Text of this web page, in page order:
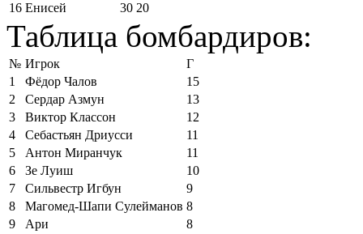
16 Енисей 30 20
Таблица бомбардиров:
№ Игрок
Г
1
Фёдор Чалов
15
2
Сердар Азмун
13
3
Виктор Классон
12
4
Себастьян Дриусси
11
5
Антон Миранчук
11
6
Зе Луиш
10
7
Сильвестр Игбун
9
8
Магомед-Шапи Сулейманов 8
9
Ари
8